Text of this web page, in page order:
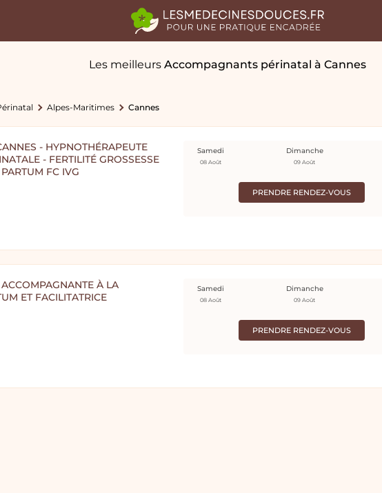
Les meilleurs Accompagnants périnatal à Cannes
Alpes-Maritimes Cannes
- HYPNOTHÉRAPEUTE
- FERTILITÉ GROSSESSE
FC IVG
PRENDRE RENDEZ-VOUS
Samedi
08 Août
Dimanche
09 Août
À LA
ET FACILITATRICE
PRENDRE RENDEZ-VOUS
Samedi
08 Août
Dimanche
09 Août